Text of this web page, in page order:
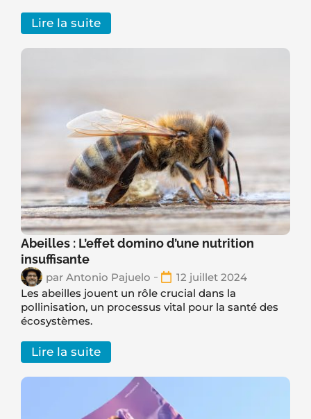
Lire la suite
Abeilles : L’effet domino d’une nutrition
insuffisante
par Antonio Pajuelo
12 juillet 2024
Les abeilles jouent un rôle crucial dans la
pollinisation, un processus vital pour la santé des
écosystèmes.
Lire la suite